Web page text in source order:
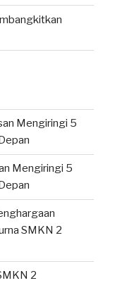
Mengiringi 5
Mengiringi 5
SMKN 2
2